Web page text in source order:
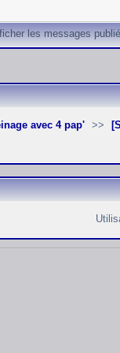
les messages
avec 4 pap'